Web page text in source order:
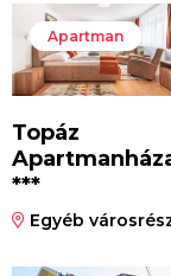
Apartman
Topáz
***
Egyéb